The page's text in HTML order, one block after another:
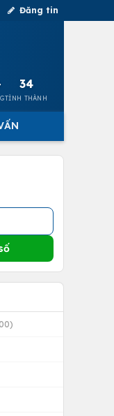
Đăng tin
34
TỈNH THÀNH